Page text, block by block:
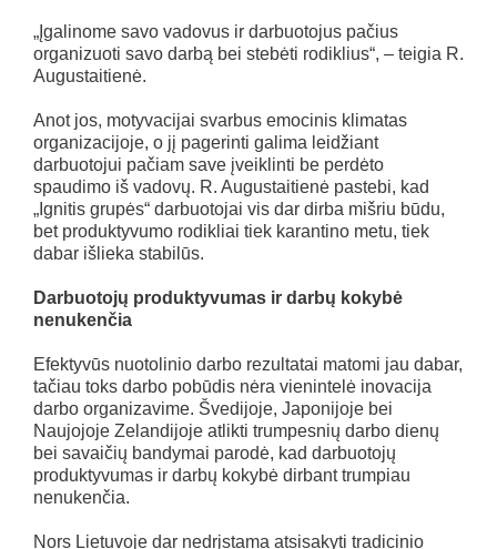
„Įgalinome savo vadovus ir darbuotojus pačius
organizuoti savo darbą bei stebėti rodiklius“, – teigia R.
Augustaitienė.
Anot jos, motyvacijai svarbus emocinis klimatas
organizacijoje, o jį pagerinti galima leidžiant
darbuotojui pačiam save įveiklinti be perdėto
spaudimo iš vadovų. R. Augustaitienė pastebi, kad
„Ignitis grupės“ darbuotojai vis dar dirba mišriu būdu,
bet produktyvumo rodikliai tiek karantino metu, tiek
dabar išlieka stabilūs.
Darbuotojų produktyvumas ir darbų kokybė
nenukenčia
Efektyvūs nuotolinio darbo rezultatai matomi jau dabar,
tačiau toks darbo pobūdis nėra vienintelė inovacija
darbo organizavime. Švedijoje, Japonijoje bei
Naujojoje Zelandijoje atlikti trumpesnių darbo dienų
bei savaičių bandymai parodė, kad darbuotojų
produktyvumas ir darbų kokybė dirbant trumpiau
nenukenčia.
Nors Lietuvoje dar nedrįstama atsisakyti tradicinio